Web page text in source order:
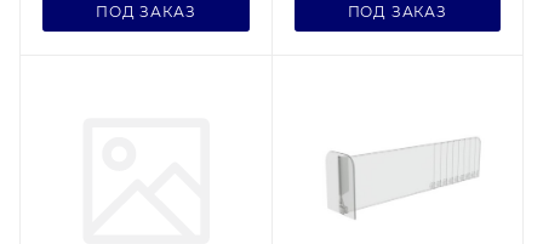
ПОД ЗАКАЗ ПОД ЗАКАЗ